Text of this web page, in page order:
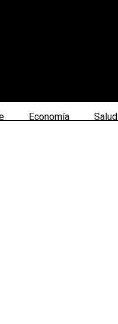
Economía Salud